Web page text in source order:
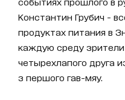
Константин Грубич -
продуктах питания в
каждую среду
четырехлапого друга
з першого гав-мяу.